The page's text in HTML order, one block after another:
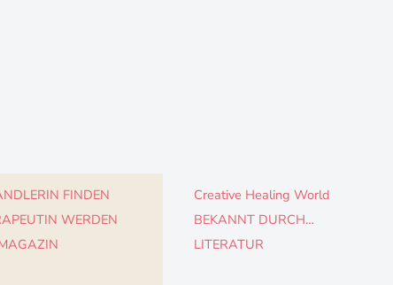
FINDEN
WERDEN
Creative Healing World
BEKANNT DURCH…
LITERATUR